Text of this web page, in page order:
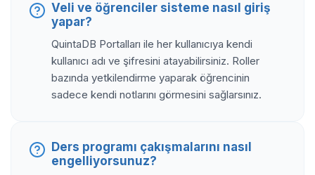
Veli ve öğrenciler sisteme nasıl giriş
yapar?
QuintaDB Portalları ile her kullanıcıya kendi
kullanıcı adı ve şifresini atayabilirsiniz. Roller
bazında yetkilendirme yaparak öğrencinin
sadece kendi notlarını görmesini sağlarsınız.
Ders programı çakışmalarını nasıl
engelliyorsunuz?